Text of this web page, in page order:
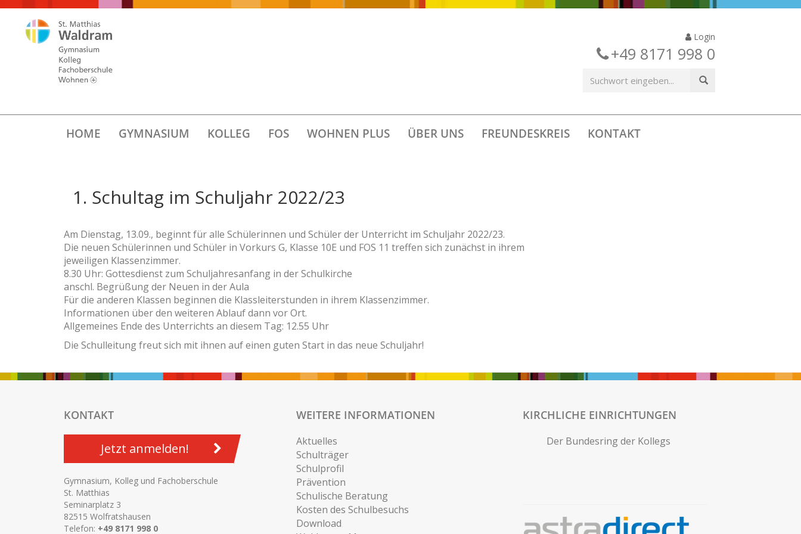
Login
+49 8171 998 0
HOME GYMNASIUM KOLLEG FOS WOHNEN PLUS ÜBER UNS FREUNDESKREIS KONTAKT
1. Schultag im Schuljahr 2022/23
Am Dienstag, 13.09., beginnt für alle Schülerinnen und Schüler der Unterricht im Schuljahr 2022/23.
Die neuen Schülerinnen und Schüler in Vorkurs G, Klasse 10E und FOS 11 treffen sich zunächst in ihrem
jeweiligen Klassenzimmer.
8.30 Uhr: Gottesdienst zum Schuljahresanfang in der Schulkirche
anschl. Begrüßung der Neuen in der Aula
Für die anderen Klassen beginnen die Klassleiterstunden in ihrem Klassenzimmer.
Informationen über den weiteren Ablauf dann vor Ort.
Allgemeines Ende des Unterrichts an diesem Tag: 12.55 Uhr
Die Schulleitung freut sich mit ihnen auf einen guten Start in das neue Schuljahr!
KONTAKT
Jetzt anmelden!
Gymnasium, Kolleg und Fachoberschule
St. Matthias
Seminarplatz 3
82515 Wolfratshausen
Telefon: +49 8171 998 0
WEITERE INFORMATIONEN
Aktuelles
Schulträger
Schulprofil
Prävention
Schulische Beratung
Kosten des Schulbesuchs
Download
KIRCHLICHE EINRICHTUNGEN
Der Bundesring der Kollegs